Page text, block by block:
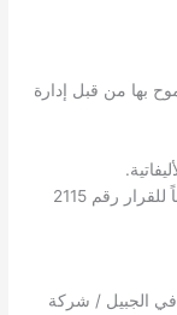
بها من قبل إدارة
تمت الموافقة على ملامسته لمياه الشرب وفقاً للقرار رقم 2115
الجبيل / شركة